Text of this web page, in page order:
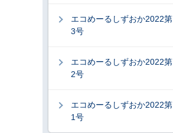
エコめーるしずおか2022第
3号
エコめーるしずおか2022第
2号
エコめーるしずおか2022第
1号